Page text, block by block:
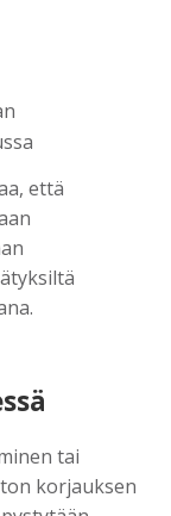
että
tai
korjauksen